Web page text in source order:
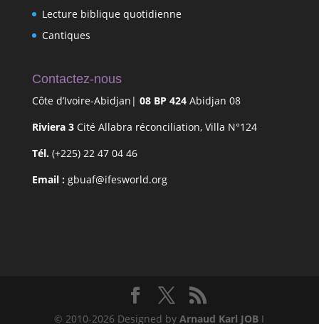
Lecture biblique quotidienne
Cantiques
Contactez-nous
Côte d’Ivoire-Abidjan| 08 BP 424Abidjan 08
Riviera 3Cité Allabra réconciliation, Villa N°124
Tél. (+225) 22 47 04 46
Email : gbuaf@ifesworld.org
© 2010-2026 Designed byArnaud Karl JOB I